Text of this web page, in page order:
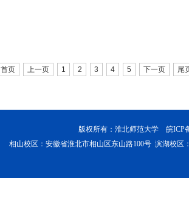
首页 上一页 1 2 3 4 5 下一页 尾
版权所有：淮北师范大学 皖ICP
相山校区：安徽省淮北市相山区东山路100号 滨湖校区